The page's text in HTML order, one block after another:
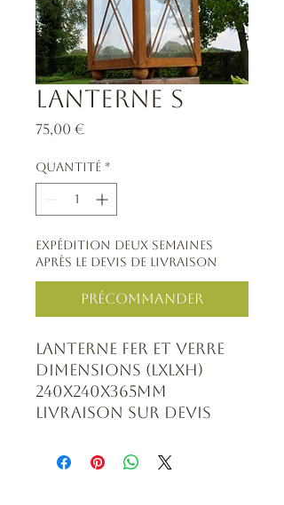
Lanterne s
75,00 €
Quantité *
Expédition deux semaines
après le devis de livraison
Précommander
Lanterne fer et verre
Dimensions (lxlxh)
240x240x365mm
Livraison sur devis